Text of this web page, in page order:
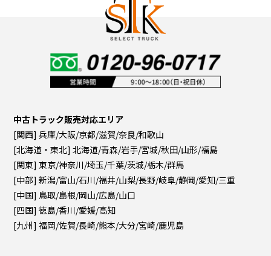
中古トラック販売対応エリア
[関西] 兵庫/大阪/京都/滋賀/奈良/和歌山
[北海道・東北] 北海道/青森/岩手/宮城/秋田/山形/福島
[関東] 東京/神奈川/埼玉/千葉/茨城/栃木/群馬
[中部] 新潟/富山/石川/福井/山梨/長野/岐阜/静岡/愛知/三重
[中国] 鳥取/島根/岡山/広島/山口
[四国] 徳島/香川/愛媛/高知
[九州] 福岡/佐賀/長崎/熊本/大分/宮崎/鹿児島